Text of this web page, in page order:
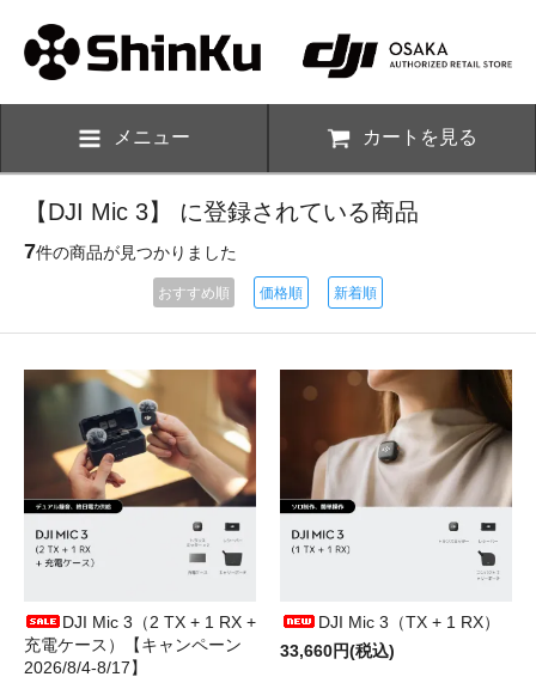
メニュー カートを見る
【DJI Mic 3】 に登録されている商品
7件の商品が見つかりました
おすすめ順 価格順 新着順
DJI Mic 3（2 TX + 1 RX +
充電ケース）【キャンペーン
2026/8/4-8/17】
DJI Mic 3（TX + 1 RX）
33,660円(税込)